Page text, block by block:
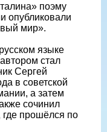
поэму
опубликовали
мир».
языке
стал
Сергей
в советской
а затем
сочинил
где прошёлся по